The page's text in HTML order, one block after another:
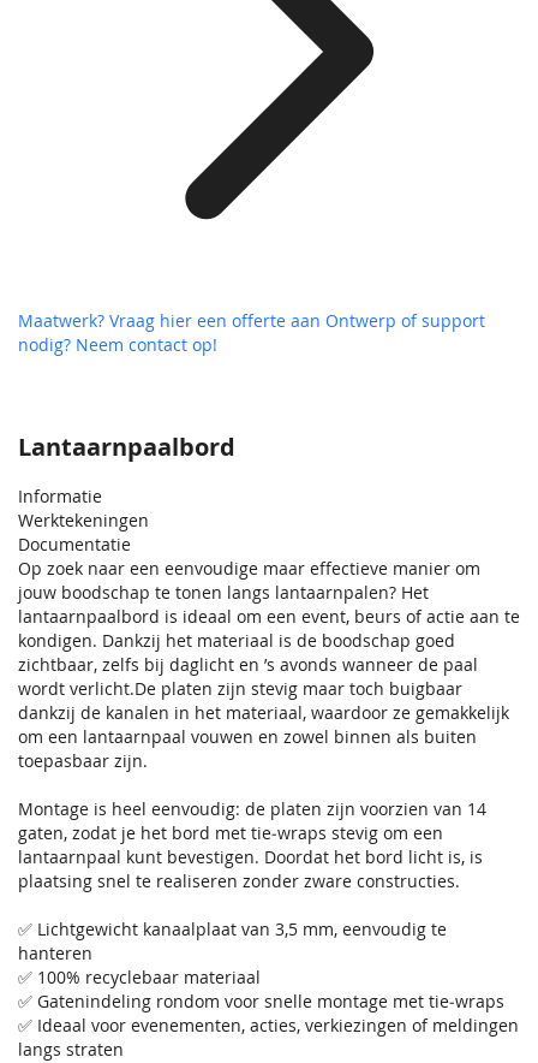
Lantaarnpaalbord
Informatie
Werktekeningen
Documentatie
Op zoek naar een eenvoudige maar effectieve manier om
jouw boodschap te tonen langs lantaarnpalen? Het
lantaarnpaalbord is ideaal om een event, beurs of actie aan te
kondigen. Dankzij het materiaal is de boodschap goed
zichtbaar, zelfs bij daglicht en ’s avonds wanneer de paal
wordt verlicht.De platen zijn stevig maar toch buigbaar
dankzij de kanalen in het materiaal, waardoor ze gemakkelijk
om een lantaarnpaal vouwen en zowel binnen als buiten
toepasbaar zijn.
Montage is heel eenvoudig: de platen zijn voorzien van 14
gaten, zodat je het bord met tie‑wraps stevig om een
lantaarnpaal kunt bevestigen. Doordat het bord licht is, is
plaatsing snel te realiseren zonder zware constructies.
✅ Lichtgewicht kanaalplaat van 3,5 mm, eenvoudig te
hanteren
✅ 100% recyclebaar materiaal
✅ Gatenindeling rondom voor snelle montage met tie‑wraps
✅ Ideaal voor evenementen, acties, verkiezingen of meldingen
langs straten
Maatwerk? Vraag hier een offerte aan Ontwerp of support
nodig? Neem contact op!